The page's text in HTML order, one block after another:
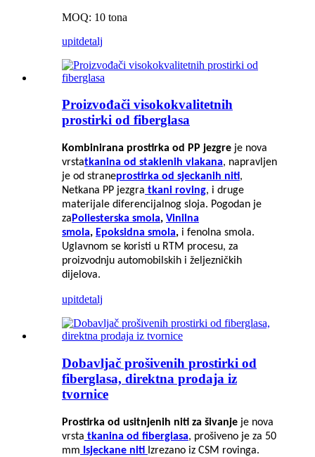
MOQ: 10 tona
upitdetalj
Proizvođači visokokvalitetnih
prostirki od fiberglasa
Kombinirana prostirka od PP jezgre je nova
vrstatkanina od staklenih vlakana, napravljen
je od straneprostirka od sjeckanih niti,
Netkana PP jezgra tkani roving, i druge
materijale diferencijalnog sloja. Pogodan je
za Poliesterska smola, Vinilna
smola, Epoksidna smola, i fenolna smola.
Uglavnom se koristi u RTM procesu, za
proizvodnju automobilskih i željezničkih
dijelova.
upitdetalj
Dobavljač prošivenih prostirki od
fiberglasa, direktna prodaja iz
tvornice
Prostirka od usitnjenih niti za šivanje je nova
vrsta tkanina od fiberglasa, prošiveno je za 50
mm Isjeckane niti Izrezano iz CSM rovinga.